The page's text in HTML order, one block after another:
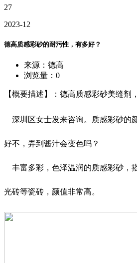
27
2023-12
德高质感彩砂的耐污性，有多好？
来源：德高
浏览量： 0
【概要描述】：德高质感彩砂美缝剂
深圳区女士发来咨询。质感彩砂的
好不，弄到酱汁会变色吗？
丰富多彩，色泽温润的质感彩砂，
光砖等瓷砖，颜值非常高。